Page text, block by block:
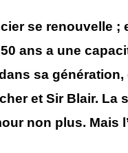
se renouvelle
ans a une
sa
et Sir Blair. La
non plus. Mais